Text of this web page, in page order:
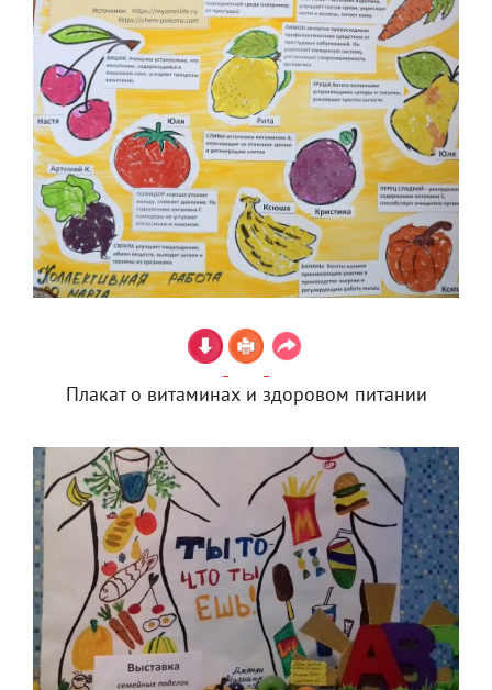
Плакат о витаминах и здоровом питании